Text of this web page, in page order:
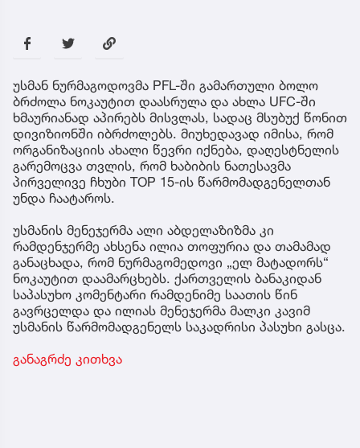
უსმან ნურმაგოდოვმა PFL-ში გამართული ბოლო
ბრძოლა ნოკაუტით დაასრულა და ახლა UFC-ში
ხმაურიანად აპირებს მისვლას, სადაც მსუბუქ წონით
დივიზიონში იბრძოლებს. მიუხედავად იმისა, რომ
ორგანიზაციის ახალი წევრი იქნება, დაღესტნელის
გარემოცვა თვლის, რომ ხაბიბის ნათესავმა
პირველივე ჩხუბი TOP 15-ის წარმომადგენელთან
უნდა ჩაატაროს.
უსმანის მენეჯერმა ალი აბდელაზიზმა კი
რამდენჯერმე ახსენა ილია თოფურია და თამამად
განაცხადა, რომ ნურმაგომედოვი „ელ მატადორს“
ნოკაუტით დაამარცხებს. ქართველის ბანაკიდან
საპასუხო კომენტარი რამდენიმე საათის წინ
გავრცელდა და ილიას მენეჯერმა მალკი კავიმ
უსმანის წარმომადგენელს საკადრისი პასუხი გასცა.
განაგრძე კითხვა